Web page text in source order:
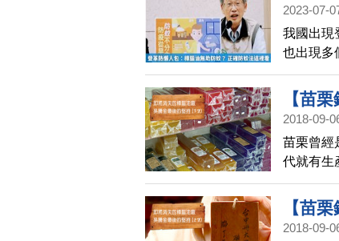
2023-07-
我國出現
也出現多
解其症狀
席顧問
【苗
(下) |
2018-09-
苗栗曾經
代就有生
是學歷,
的轉變,
木。
【苗
(上) |
2018-09-